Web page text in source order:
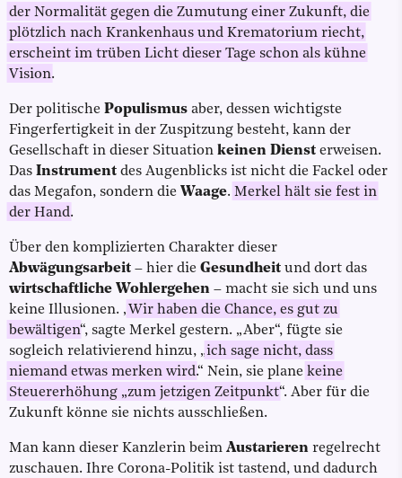
der Normalität gegen die Zumutung einer Zukunft, die
plötzlich nach Krankenhaus und Krematorium riecht,
erscheint im trüben Licht dieser Tage schon als kühne
Vision.
Der politische Populismus aber, dessen wichtigste
Fingerfertigkeit in der Zuspitzung besteht, kann der
Gesellschaft in dieser Situation keinen Dienst erweisen.
Das Instrument des Augenblicks ist nicht die Fackel oder
das Megafon, sondern die Waage. Merkel hält sie fest in
der Hand.
Über den komplizierten Charakter dieser
Abwägungsarbeit – hier die Gesundheit und dort das
wirtschaftliche Wohlergehen – macht sie sich und uns
keine Illusionen. „ Wir haben die Chance, es gut zu
bewältigen“, sagte Merkel gestern. „Aber“, fügte sie
sogleich relativierend hinzu, „ich sage nicht, dass
niemand etwas merken wird.“ Nein, sie plane keine
Steuererhöhung „zum jetzigen Zeitpunkt“. Aber für die
Zukunft könne sie nichts ausschließen.
Man kann dieser Kanzlerin beim Austarieren regelrecht
zuschauen. Ihre Corona-Politik ist tastend, und dadurch